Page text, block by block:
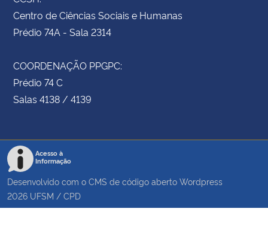
Centro de Ciências Sociais e Humanas
Prédio 74A - Sala 2314
COORDENAÇÃO PPGPC:
Prédio 74 C
Salas 4138 / 4139
Acesso à
Informação
Desenvolvido com o CMS de código aberto Wordpress
2026 UFSM / CPD